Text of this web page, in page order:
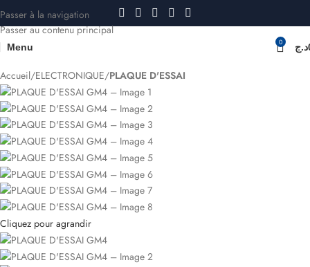
Passer à la navigation
Passer au contenu principal
Menu 0 د.ج
Accueil ELECTRONIQUE PLAQUE D'ESSAI
Cliquez pour agrandir